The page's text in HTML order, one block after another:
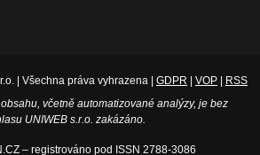
| Všechna práva vyhrazena | GDPR VOP
RSS
včetně automatizované analýzy, je bez
UNIWEB s.r.o. zakázáno.
– registrováno pod ISSN 2788-3086